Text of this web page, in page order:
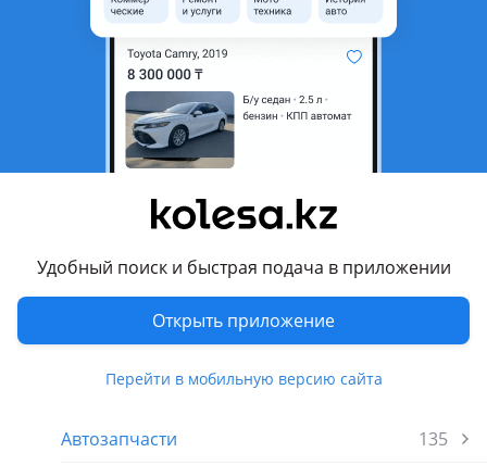
Удобный поиск и быстрая подача в приложении
Открыть приложение
Перейти в мобильную версию сайта
Оригинальность
Оригинал
Комментарий продавца
Продам крылья переднее на Субару Форестер Кузов SK.
Есть обе стороны. Новые оригинальные по 95 000 тг. Есть
накладки на крылья, салазки, телевизор.
Отправка в регионы.
Другие объявления продавца
Запчасти
Автозапчасти
135